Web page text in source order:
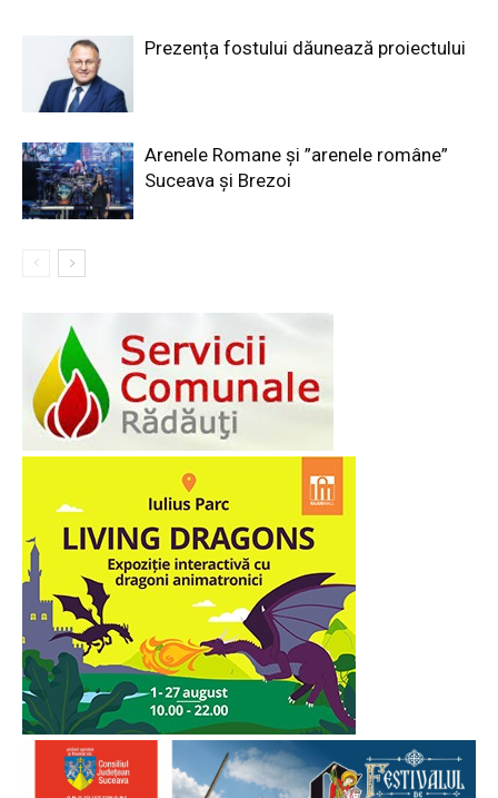
Prezența fostului dăunează proiectului
Arenele Romane și ”arenele române”
Suceava și Brezoi